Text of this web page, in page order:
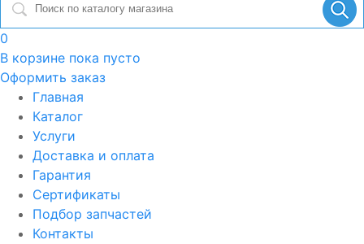
0
В корзине пока пусто
Оформить заказ
Главная
Каталог
Услуги
Доставка и оплата
Гарантия
Сертификаты
Подбор запчастей
Контакты